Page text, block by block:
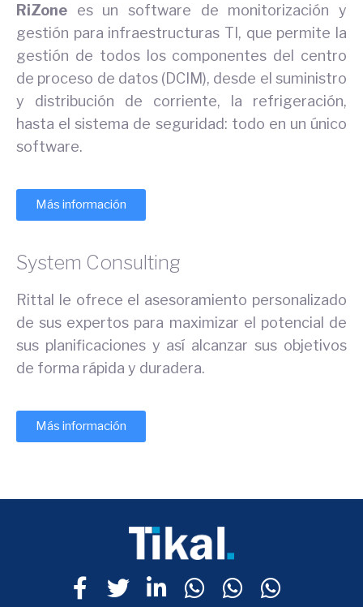
RiZone es un software de monitorización y
gestión para infraestructuras TI, que permite la
gestión de todos los componentes del centro
de proceso de datos (DCIM), desde el suministro
y distribución de corriente, la refrigeración,
hasta el sistema de seguridad: todo en un único
software.
Más información
System Consulting
Rittal le ofrece el asesoramiento personalizado
de sus expertos para maximizar el potencial de
sus planificaciones y así alcanzar sus objetivos
de forma rápida y duradera.
Más información